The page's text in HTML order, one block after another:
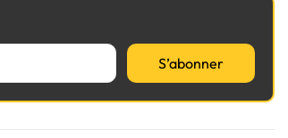
S’abonner